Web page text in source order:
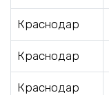
Краснодар
Краснодар
Краснодар